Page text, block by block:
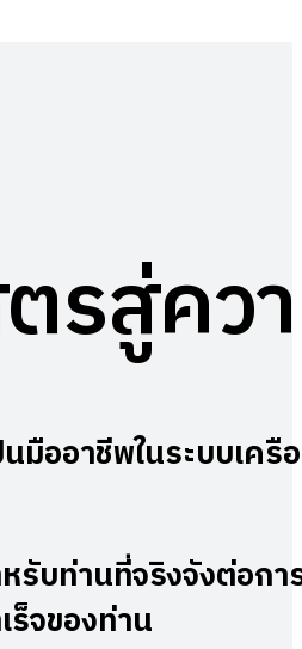
รสู่คว
มืออาชีพในระบบเครื
รับท่านที่จริงจังต่อกา
ร็จของท่าน